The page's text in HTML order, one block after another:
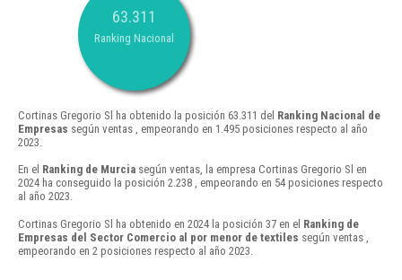
63.311
Ranking Nacional
Cortinas Gregorio Sl ha obtenido la posición 63.311 del Ranking Nacional de
Empresas según ventas , empeorando en 1.495 posiciones respecto al año
2023.
En el Ranking de Murcia según ventas, la empresa Cortinas Gregorio Sl en
2024 ha conseguido la posición 2.238 , empeorando en 54 posiciones respecto
al año 2023.
Cortinas Gregorio Sl ha obtenido en 2024 la posición 37 en el Ranking de
Empresas del Sector Comercio al por menor de textiles según ventas ,
empeorando en 2 posiciones respecto al año 2023.